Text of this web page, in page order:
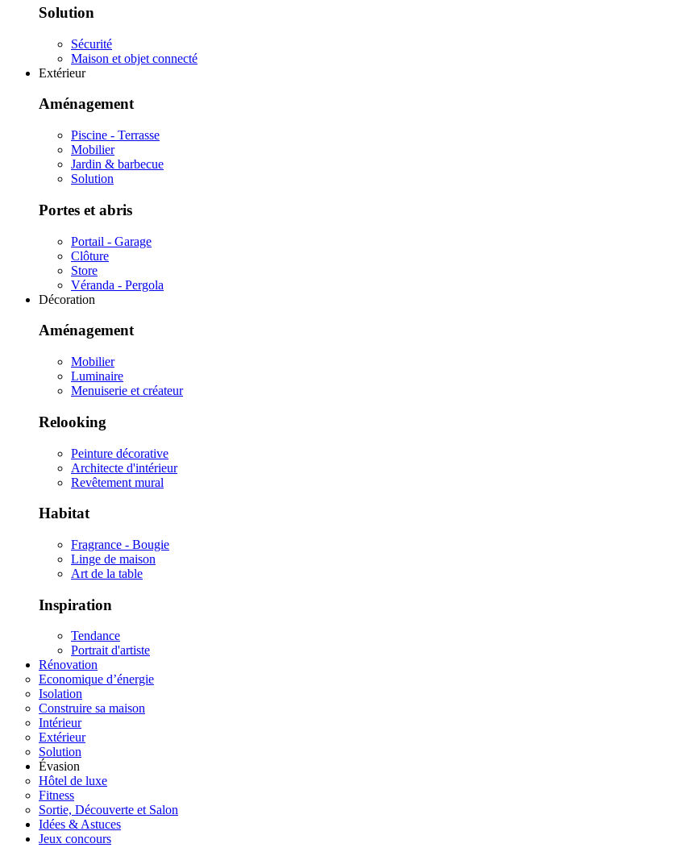
Solution
Sécurité
Maison et objet connecté
Extérieur
Aménagement
Piscine - Terrasse
Mobilier
Jardin & barbecue
Solution
Portes et abris
Portail - Garage
Clôture
Store
Véranda - Pergola
Décoration
Aménagement
Mobilier
Luminaire
Menuiserie et créateur
Relooking
Peinture décorative
Architecte d'intérieur
Revêtement mural
Habitat
Fragrance - Bougie
Linge de maison
Art de la table
Inspiration
Tendance
Portrait d'artiste
Rénovation
Economique d’énergie
Isolation
Construire sa maison
Intérieur
Extérieur
Solution
Évasion
Hôtel de luxe
Fitness
Sortie, Découverte et Salon
Idées & Astuces
Jeux concours